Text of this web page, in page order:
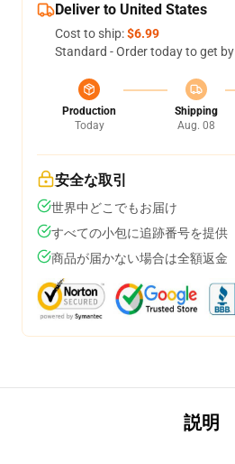
Deliver to United States
Cost to ship:$6.99
Standard - Order today to get by
Production
Today
Shipping
Aug. 08
安全な取引
世界中どこでもお届け
すべての小包に追跡番号を提供
商品が届かない場合は全額返金
説明